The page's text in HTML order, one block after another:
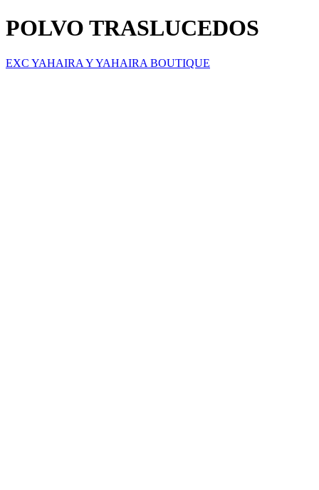
POLVO TRASLUCEDOS
EXC YAHAIRA Y YAHAIRA BOUTIQUE